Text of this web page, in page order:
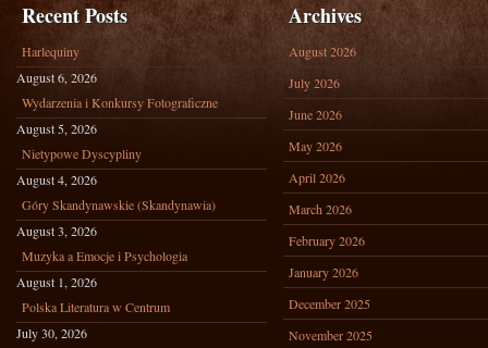
Recent Posts
Harlequiny
August 6, 2026
Wydarzenia i Konkursy Fotograficzne
August 5, 2026
Nietypowe Dyscypliny
August 4, 2026
Góry Skandynawskie (Skandynawia)
August 3, 2026
Muzyka a Emocje i Psychologia
August 1, 2026
Polska Literatura w Centrum
July 30, 2026
Archives
August 2026
July 2026
June 2026
May 2026
April 2026
March 2026
February 2026
January 2026
December 2025
November 2025